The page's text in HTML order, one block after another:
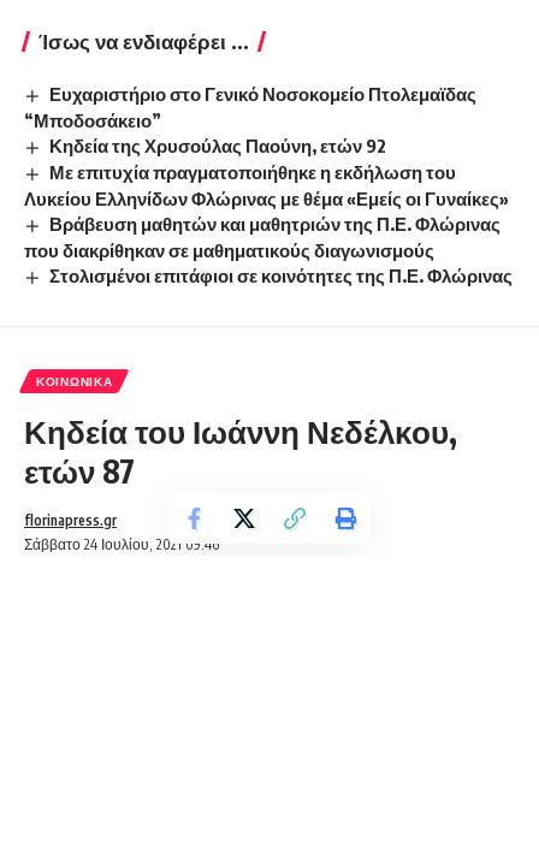
Ίσως να ενδιαφέρει ...
Ευχαριστήριο στο Γενικό Νοσοκομείο Πτολεμαϊδας
“Μποδοσάκειο”
Κηδεία της Χρυσούλας Παούνη, ετών 92
Με επιτυχία πραγματοποιήθηκε η εκδήλωση του
Λυκείου Ελληνίδων Φλώρινας με θέμα «Εμείς οι Γυναίκες»
Βράβευση μαθητών και μαθητριών της Π.Ε. Φλώρινας
που διακρίθηκαν σε μαθηματικούς διαγωνισμούς
Στολισμένοι επιτάφιοι σε κοινότητες της Π.Ε. Φλώρινας
ΚΟΙΝΩΝΙΚΆ
Κηδεία του Ιωάννη Νεδέλκου,
ετών 87
Σάββατο 24 Ιουλίου, 2021 09:46
florinapress.gr